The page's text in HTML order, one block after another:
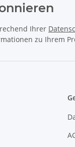
Ihrer
zu Ihrem